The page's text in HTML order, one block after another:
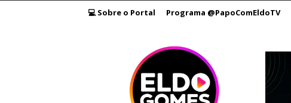
💻 Sobre o Portal Programa @PapoComEldoTV